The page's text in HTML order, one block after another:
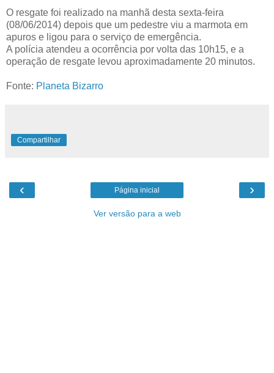
O resgate foi realizado na manhã desta sexta-feira
(08/06/2014) depois que um pedestre viu a marmota em
apuros e ligou para o serviço de emergência.
A polícia atendeu a ocorrência por volta das 10h15, e a
operação de resgate levou aproximadamente 20 minutos.
Fonte: Planeta Bizarro
Compartilhar
‹ ›
Página inicial
Ver versão para a web